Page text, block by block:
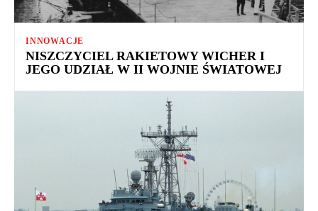
INNOWACJE
NISZCZYCIEL RAKIETOWY WICHER I
JEGO UDZIAŁ W II WOJNIE ŚWIATOWEJ